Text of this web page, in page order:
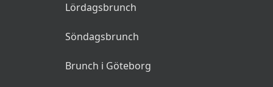
Lördagsbrunch
Söndagsbrunch
Brunch i Göteborg